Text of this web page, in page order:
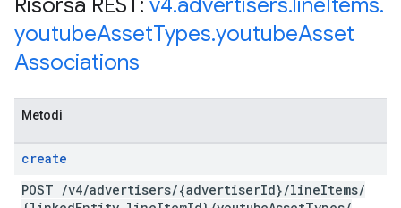
Risorsa REST: v4.advertisers.lineItems.
youtubeAssetTypes.youtubeAsset
Associations
Metodi
create
POST /v4/advertisers/{advertiserId}/lineItems/